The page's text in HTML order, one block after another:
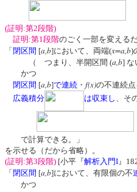
(証明:第2段階)
証明:第1段階のごく一部を変えるだ
「閉区間 [a,b]において、両端(x=a,b)
（ つまり、半開区間 (a,b] な
かつ
閉区間 [a,b]で連続 ・ f(x)の不連続
広義積分
は収束し 、そ
で計算できる。」
を示せる（だから省略）。
(証明:第3段階) [小平『解析入門I 』
「閉区間 [a,b]において、有限個の不
かつ